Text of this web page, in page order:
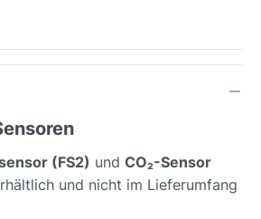
(FS2) und CO₂-Sensor
und nicht im Lieferumfang